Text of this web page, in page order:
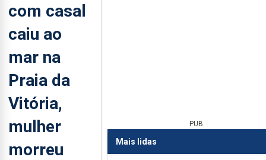
com casal
caiu ao
mar na
Praia da
Vitória,
mulher
morreu
PUB
Mais lidas